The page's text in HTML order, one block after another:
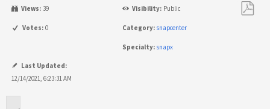
Views: 39 Visibility: Public
Votes: 0 Category: snapcenter
Specialty: snapx
Last Updated:
12/14/2021, 6:23:31 AM